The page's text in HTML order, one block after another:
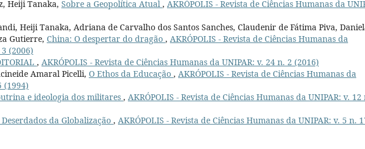
Heiji Tanaka, Sobre a Geopolítica Atual , AKRÓPOLIS - Revista de Ciências Humanas da
Heiji Tanaka, Adriana de Carvalho dos Santos Sanches, Claudenir de Fátima Piva,
Gutierre, China: O despertar do dragão , AKRÓPOLIS - Revista de Ciências Humanas da
(2006)
, AKRÓPOLIS - Revista de Ciências Humanas da UNIPAR: v. 24 n. 2 (2016)
Amaral Picelli, O Ethos da Educação , AKRÓPOLIS - Revista de Ciências Humanas da
(1994)
e ideologia dos militares , AKRÓPOLIS - Revista de Ciências Humanas da UNIPAR: v. 12
Deserdados da Globalização , AKRÓPOLIS - Revista de Ciências Humanas da UNIPAR: v. 5 n.